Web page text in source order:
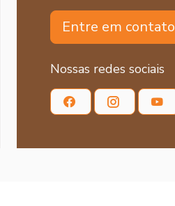
Entre em contato
Nossas redes sociais